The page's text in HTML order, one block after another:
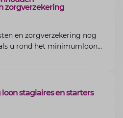
zorgverzekering
en zorgverzekering nog
u rond het minimumloon
stagiaires en starters